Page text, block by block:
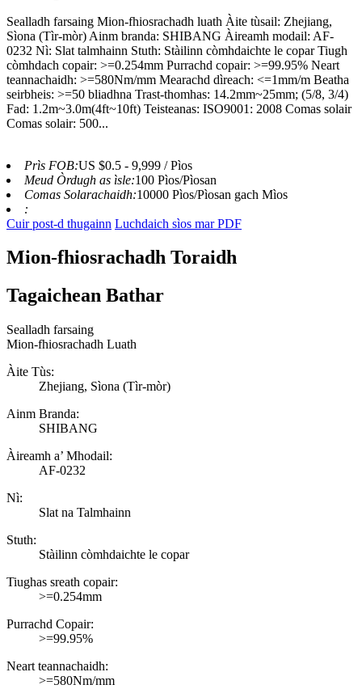
Sealladh farsaing Mion-fhiosrachadh luath Àite tùsail: Zhejiang,
Sìona (Tìr-mòr) Ainm branda: SHIBANG Àireamh modail: AF-
0232 Nì: Slat talmhainn Stuth: Stàilinn còmhdaichte le copar Tiugh
còmhdach copair: >=0.254mm Purrachd copair: >=99.95% Neart
teannachaidh: >=580Nm/mm Mearachd dìreach: <=1mm/m Beatha
seirbheis: >=50 bliadhna Trast-thomhas: 14.2mm~25mm; (5/8, 3/4)
Fad: 1.2m~3.0m(4ft~10ft) Teisteanas: ISO9001: 2008 Comas solair
Comas solair: 500...
Prìs FOB:US $0.5 - 9,999 / Pìos
Meud Òrdugh as ìsle:100 Pìos/Pìosan
Comas Solarachaidh:10000 Pìos/Pìosan gach Mìos
:
Cuir post-d thugainn Luchdaich sìos mar PDF
Mion-fhiosrachadh Toraidh
Tagaichean Bathar
Sealladh farsaing
Mion-fhiosrachadh Luath
Àite Tùs:
Zhejiang, Sìona (Tìr-mòr)
Ainm Branda:
SHIBANG
Àireamh a’ Mhodail:
AF-0232
Nì:
Slat na Talmhainn
Stuth:
Stàilinn còmhdaichte le copar
Tiughas sreath copair:
>=0.254mm
Purrachd Copair:
>=99.95%
Neart teannachaidh:
>=580Nm/mm